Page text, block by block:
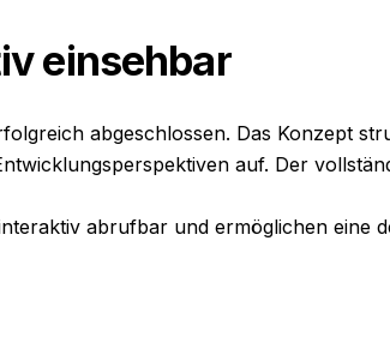
einsehbar
abgeschlossen. Das Konzept
auf. Der
abrufbar und ermöglichen eine